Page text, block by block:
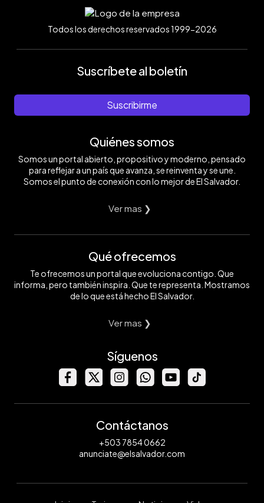
Todos los derechos reservados 1999-2026
Suscríbete al boletín
Suscribirme
Quiénes somos
Somos un portal abierto, propositivo y moderno, pensado
para reflejar a un país que avanza, se reinventa y se une.
Somos el punto de conexión con lo mejor de El Salvador.
Ver mas ❯
Qué ofrecemos
Te ofrecemos un portal que evoluciona contigo. Que
informa, pero también inspira. Que te representa. Mostramos
de lo que está hecho El Salvador.
Ver mas ❯
Síguenos
Contáctanos
+503 7854 0662
anunciate@elsalvador.com